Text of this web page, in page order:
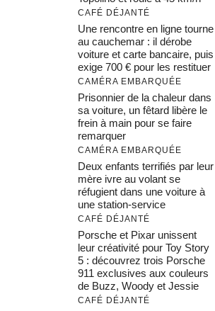
CAFÉ DÉJANTÉ
Une rencontre en ligne tourne
au cauchemar : il dérobe
voiture et carte bancaire, puis
exige 700 € pour les restituer
CAMÉRA EMBARQUÉE
Prisonnier de la chaleur dans
sa voiture, un fêtard libère le
frein à main pour se faire
remarquer
CAMÉRA EMBARQUÉE
Deux enfants terrifiés par leur
mère ivre au volant se
réfugient dans une voiture à
une station-service
CAFÉ DÉJANTÉ
Porsche et Pixar unissent
leur créativité pour Toy Story
5 : découvrez trois Porsche
911 exclusives aux couleurs
de Buzz, Woody et Jessie
CAFÉ DÉJANTÉ